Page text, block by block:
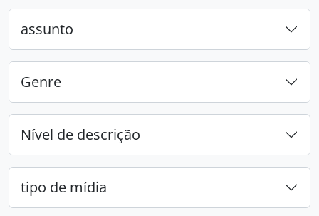
assunto
Genre
Nível de descrição
tipo de mídia